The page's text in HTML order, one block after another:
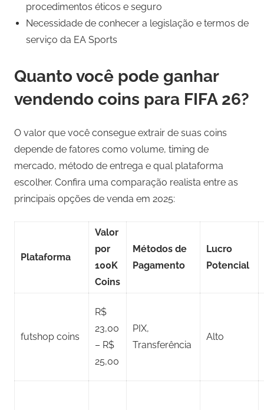
procedimentos éticos e seguro
Necessidade de conhecer a legislação e termos de
serviço da EA Sports
Quanto você pode ganhar
vendendo coins para FIFA 26?
O valor que você consegue extrair de suas coins
depende de fatores como volume, timing de
mercado, método de entrega e qual plataforma
escolher. Confira uma comparação realista entre as
principais opções de venda em 2025:
Plataforma
Valor
por
100K
Coins
Métodos de
Pagamento
Lucro
Potencial
futshop coins
R$
23,00
– R$
25,00
PIX,
Transferência
Alto